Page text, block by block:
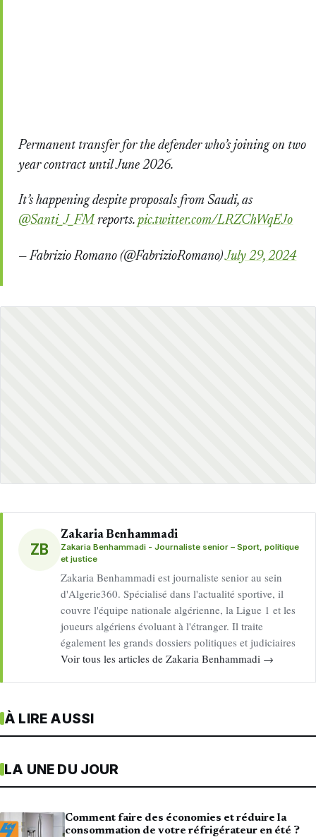
Permanent transfer for the defender who’s joining on two
year contract until June 2026.
It’s happening despite proposals from Saudi, as
@Santi_J_FM reports.pic.twitter.com/LRZChWqEJo
— Fabrizio Romano (@FabrizioRomano)July 29, 2024
ZB
Zakaria Benhammadi
Zakaria Benhammadi - Journaliste senior – Sport, politique
et justice
Zakaria Benhammadi est journaliste senior au sein
d'Algerie360. Spécialisé dans l'actualité sportive, il
couvre l'équipe nationale algérienne, la Ligue 1 et les
joueurs algériens évoluant à l'étranger. Il traite
également les grands dossiers politiques et judiciaires
Voir tous les articles de Zakaria Benhammadi →
À LIRE AUSSI
LA UNE DU JOUR
Comment faire des économies et réduire la
consommation de votre réfrigérateur en été ?